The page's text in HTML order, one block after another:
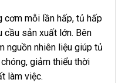
mỗi lần hấp, tủ hấp
cầu sản xuất lớn. Bên
nguồn nhiên liệu giúp tủ
giảm thiểu thời
làm việc.